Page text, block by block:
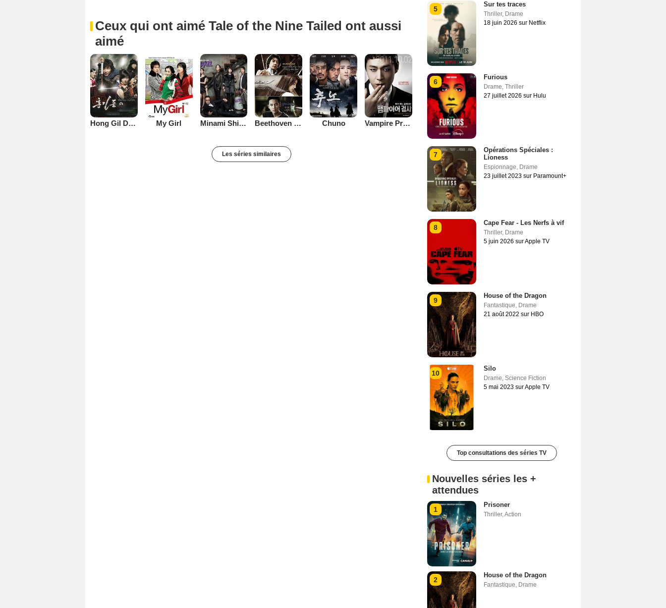
Ceux qui ont aimé Tale of the Nine Tailed ont aussi
aimé
Hong Gil Dong My Girl Minami Shineyo Beethoven Virus Chuno Vampire Prosecutor
Les séries similaires
5
Sur tes traces
Thriller, Drame
18 juin 2026 sur Netflix
6
Furious
Drame, Thriller
27 juillet 2026 sur Hulu
7
Opérations Spéciales :
Lioness
Espionnage, Drame
23 juillet 2023 sur Paramount+
8
Cape Fear - Les Nerfs à vif
Thriller, Drame
5 juin 2026 sur Apple TV
9
House of the Dragon
Fantastique, Drame
21 août 2022 sur HBO
10
Silo
Drame, Science Fiction
5 mai 2023 sur Apple TV
Top consultations des séries TV
Nouvelles séries les +
attendues
1
Prisoner
Thriller,Action
2
House of the Dragon
Fantastique, Drame